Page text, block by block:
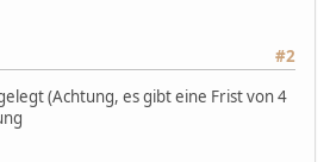
#2
(Achtung, es gibt eine Frist von 4